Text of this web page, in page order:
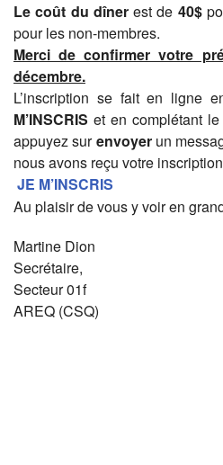
Le coût du dînerest de 40$
pour les non-membres.
Merci de confirmer votre
décembre.
L’inscription se fait en ligne
M’INSCRIS et en complétant
appuyez surenvoyerun
nous avons reçu votre
JE M’INSCRIS
Au plaisir de vous y voir en
Martine Dion
Secrétaire,
Secteur 01f
AREQ (CSQ)